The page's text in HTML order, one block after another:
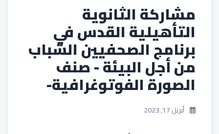
مشاركة الثانوية
التأهيلية القدس في
برنامج الصحفيين الشباب
من أجل البيئة - صنف
الصورة الفوتوغرافية-
أبريل 17, 2023